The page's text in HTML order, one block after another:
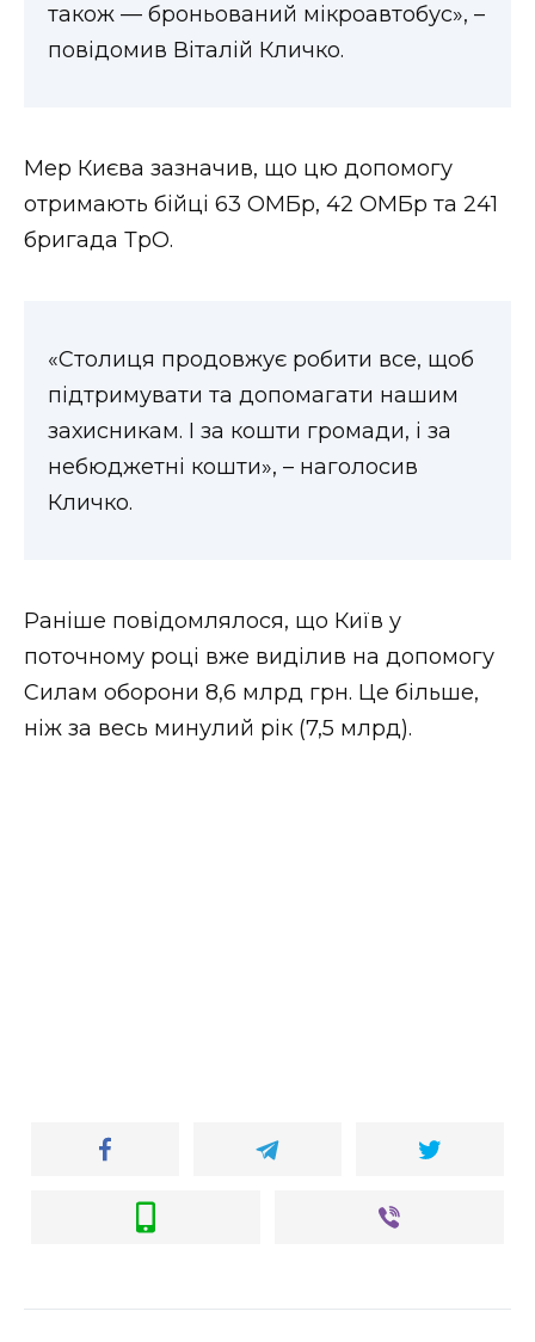
також — броньований мікроавтобус», –
повідомив Віталій Кличко.
Мер Києва зазначив, що цю допомогу
отримають бійці 63 ОМБр, 42 ОМБр та 241
бригада ТрО.
«Столиця продовжує робити все, щоб
підтримувати та допомагати нашим
захисникам. І за кошти громади, і за
небюджетні кошти», – наголосив
Кличко.
Раніше повідомлялося, що Київ у
поточному році вже виділив на допомогу
Силам оборони 8,6 млрд грн. Це більше,
ніж за весь минулий рік (7,5 млрд).